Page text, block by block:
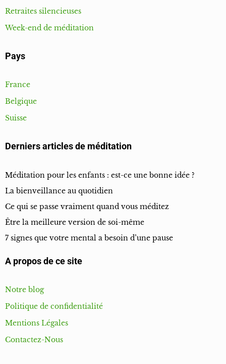
Retraites silencieuses
Week-end de méditation
Pays
France
Belgique
Suisse
Derniers articles de méditation
Méditation pour les enfants : est-ce une bonne idée ?
La bienveillance au quotidien
Ce qui se passe vraiment quand vous méditez
Être la meilleure version de soi-même
7 signes que votre mental a besoin d’une pause
A propos de ce site
Notre blog
Politique de confidentialité
Mentions Légales
Contactez-Nous